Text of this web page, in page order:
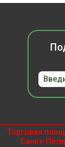
Торговая
Санкт-